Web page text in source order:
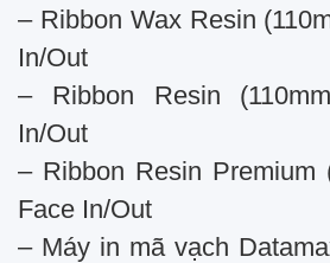
– Ribbon Wax Resin
In/Out
– Ribbon Resin
In/Out
– Ribbon Resin Premium
Face In/Out
– Máy in mã vạch